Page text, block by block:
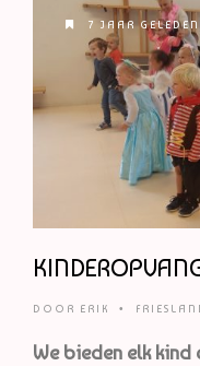
7 JAAR GELEDEN
DOOR ERIK •
We bieden elk kind